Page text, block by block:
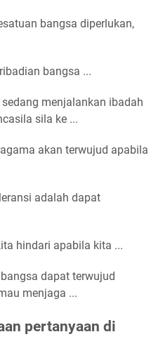
bangsa diperlukan,
bangsa ...
menjalankan ibadah
sila ke ...
akan terwujud apabila
adalah dapat
hindari apabila kita ...
dapat terwujud
menjaga ...
pertanyaan di